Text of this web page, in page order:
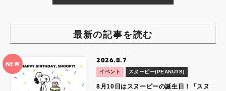
最新の記事を読む
NEW 2026.8.7
イベント スヌーピー(PEANUTS)
8月10日はスヌーピーの誕生日！「スヌ